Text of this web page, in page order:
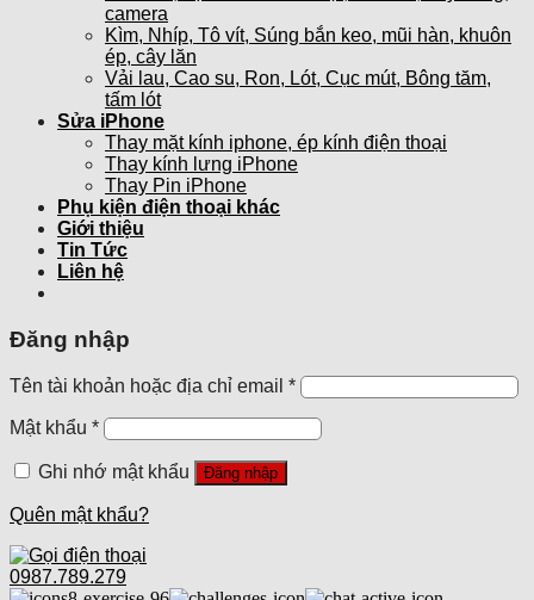
camera
Kìm, Nhíp, Tô vít, Súng bắn keo, mũi hàn, khuôn
ép, cây lăn
Vải lau, Cao su, Ron, Lót, Cục mút, Bông tăm,
tấm lót
Sửa iPhone
Thay mặt kính iphone, ép kính điện thoại
Thay kính lưng iPhone
Thay Pin iPhone
Phụ kiện điện thoại khác
Giới thiệu
Tin Tức
Liên hệ
Đăng nhập
Tên tài khoản hoặc địa chỉ email *
Mật khẩu *
Ghi nhớ mật khẩu Đăng nhập
Quên mật khẩu?
0987.789.279